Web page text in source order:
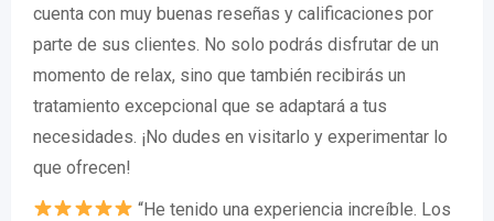
cuenta con muy buenas reseñas y calificaciones por
parte de sus clientes. No solo podrás disfrutar de un
momento de relax, sino que también recibirás un
tratamiento excepcional que se adaptará a tus
necesidades. ¡No dudes en visitarlo y experimentar lo
que ofrecen!
“He tenido una experiencia increíble. Los